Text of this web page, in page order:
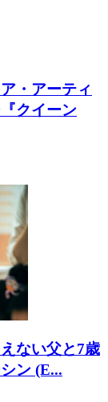
・アーティ
クイーン
ない父と7歳
ン (E...